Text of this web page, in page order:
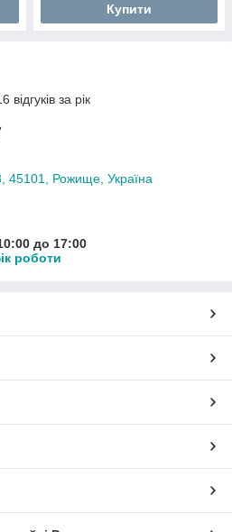
Купити
за рік
45101, Рожище, Україна
до 17:00
роботи